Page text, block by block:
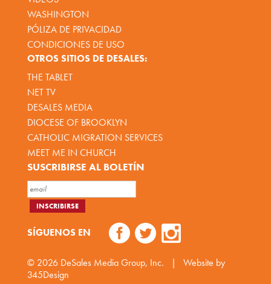
WASHINGTON
PÓLIZA DE PRIVACIDAD
CONDICIONES DE USO
OTROS SITIOS DE DESALES:
THE TABLET
NET TV
DESALES MEDIA
DIOCESE OF BROOKLYN
CATHOLIC MIGRATION SERVICES
MEET ME IN CHURCH
SUSCRIBIRSE AL BOLETÍN
SÍGUENOS EN
© 2026 DeSales Media Group, Inc. |
Website by
345Design